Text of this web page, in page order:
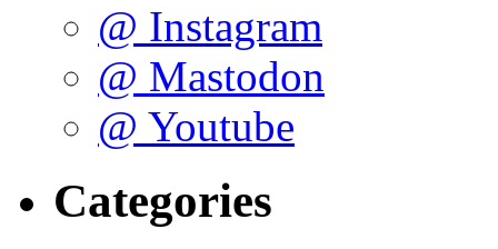
@ Instagram
@ Mastodon
@ Youtube
Categories